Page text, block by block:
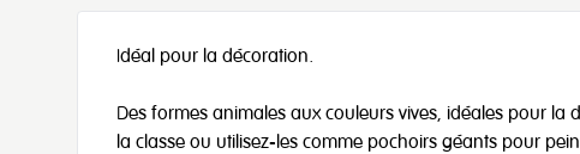
Idéal pour la décoration.
Des formes animales aux couleurs vives, idéales pour
la classe ou utilisez-les comme pochoirs géants pour